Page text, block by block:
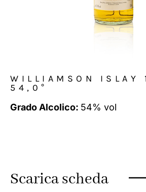
WILLIAMSON ISLAY
54,0°
Grado Alcolico: 54% vol
Scarica scheda